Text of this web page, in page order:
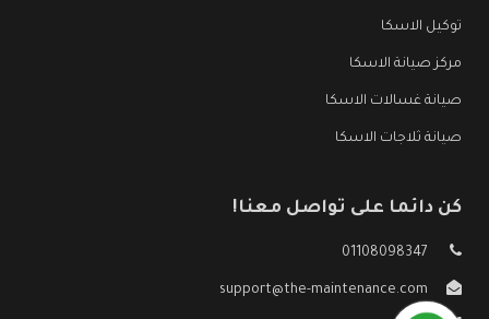
توكيل الاسكا
مركز صيانة الاسكا
صيانة غسالات الاسكا
صيانة ثلاجات الاسكا
كن دائما على تواصل معنا!
01108098347
support@the-maintenance.com